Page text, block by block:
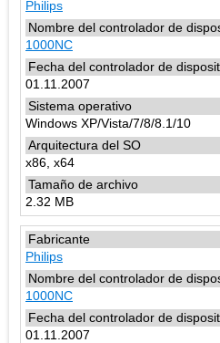
Philips
1000NC
01.11.2007
Windows XP/Vista/7/8/8.1/10
x86, x64
2.32 MB
Philips
1000NC
01.11.2007